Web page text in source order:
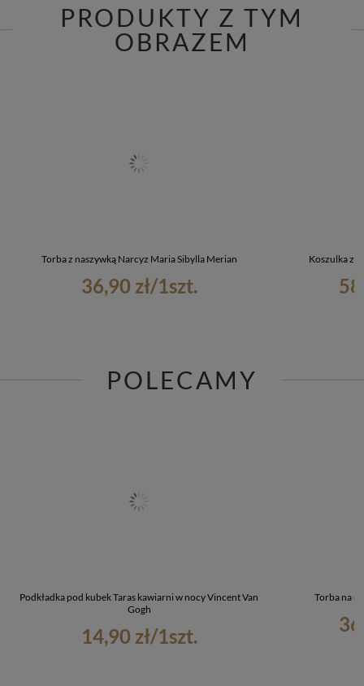
PRODUKTY Z TYM
OBRAZEM
Torba z naszywką Narcyz Maria Sibylla Merian
36,90 zł/1szt.
Koszulka z
POLECAMY
Podkładka pod kubek Taras kawiarni w nocy Vincent Van
Gogh
14,90 zł/1szt.
Torba na